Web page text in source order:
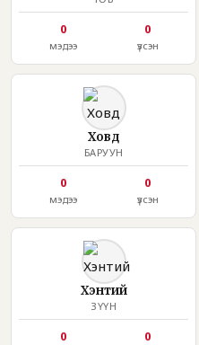
0
мэдээ
0
үзсэн
Ховд
БАРУУН
0
мэдээ
0
үзсэн
Хэнтий
ЗҮҮН
0 0